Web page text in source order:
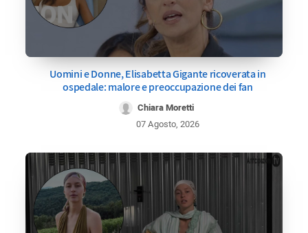
Uomini e Donne, Elisabetta Gigante ricoverata in
ospedale: malore e preoccupazione dei fan
Chiara Moretti
07 Agosto, 2026